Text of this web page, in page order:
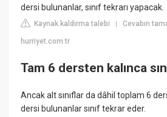
dersi bulunanlar, sınıf tekrarı yapacak.
Kaynak kaldırma talebi |Cevabın
hurriyet.com.tr
Tam 6 dersten kalınca
Ancak alt sınıflar da dâhil toplam 6
dersi bulunanlar sınıf tekrar eder.